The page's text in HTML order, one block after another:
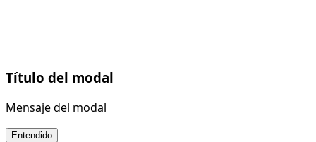
Título del modal
Mensaje del modal
Entendido